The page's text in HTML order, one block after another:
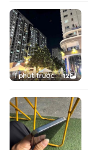
1 phút trước 12